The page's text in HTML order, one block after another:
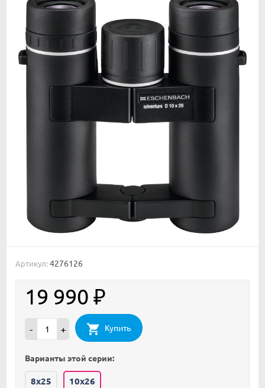
Артикул: 4276126
19 990 ₽
- + Купить
Варианты этой серии:
8x25 10x26